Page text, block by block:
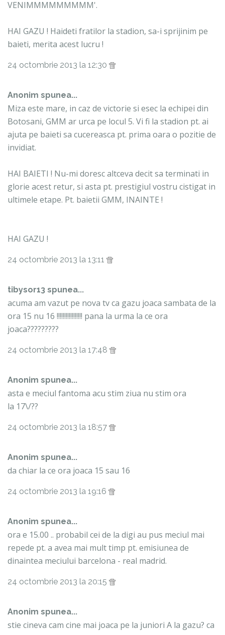
VENIMMMMMMMMM'.
HAI GAZU ! Haideti fratilor la stadion, sa-i sprijinim pe
baieti, merita acest lucru !
24 octombrie 2013 la 12:30
Anonim spunea...
Miza este mare, in caz de victorie si esec la echipei din
Botosani, GMM ar urca pe locul 5. Vi fi la stadion pt. ai
ajuta pe baieti sa cucereasca pt. prima oara o pozitie de
invidiat.
HAI BAIETI ! Nu-mi doresc altceva decit sa terminati in
glorie acest retur, si asta pt. prestigiul vostru cistigat in
ultimele etape. Pt. baietii GMM, INAINTE !
HAI GAZU !
24 octombrie 2013 la 13:11
tibysor13 spunea...
acuma am vazut pe nova tv ca gazu joaca sambata de la
ora 15 nu 16 !!!!!!!!!!!!!!!!! pana la urma la ce ora
joaca?????????
24 octombrie 2013 la 17:48
Anonim spunea...
asta e meciul fantoma acu stim ziua nu stim ora
la 17\/??
24 octombrie 2013 la 18:57
Anonim spunea...
da chiar la ce ora joaca 15 sau 16
24 octombrie 2013 la 19:16
Anonim spunea...
ora e 15.00 .. probabil cei de la digi au pus meciul mai
repede pt. a avea mai mult timp pt. emisiunea de
dinaintea meciului barcelona - real madrid.
24 octombrie 2013 la 20:15
Anonim spunea...
stie cineva cam cine mai joaca pe la juniori A la gazu? ca